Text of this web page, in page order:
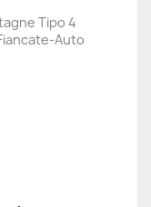
Tipo 4
Auto